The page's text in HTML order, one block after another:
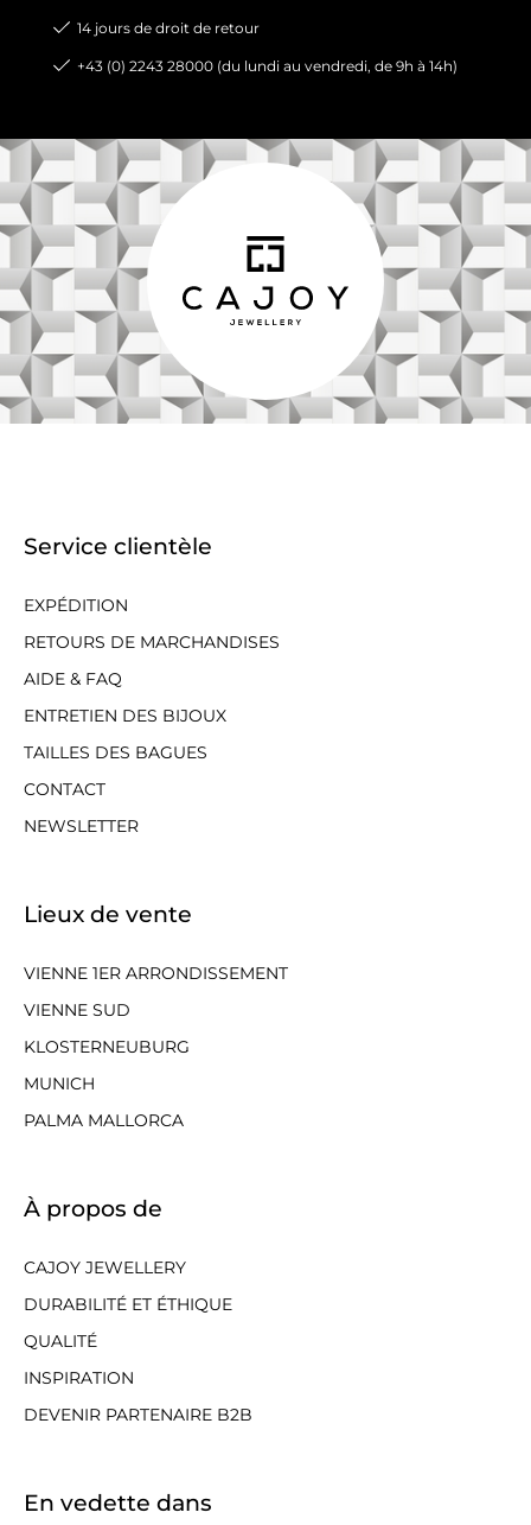
14 jours de droit de retour
+43 (0) 2243 28000 (du lundi au vendredi, de 9h à 14h)
Service clientèle
EXPÉDITION
RETOURS DE MARCHANDISES
AIDE & FAQ
ENTRETIEN DES BIJOUX
TAILLES DES BAGUES
CONTACT
NEWSLETTER
Lieux de vente
VIENNE 1ER ARRONDISSEMENT
VIENNE SUD
KLOSTERNEUBURG
MUNICH
PALMA MALLORCA
À propos de
CAJOY JEWELLERY
DURABILITÉ ET ÉTHIQUE
QUALITÉ
INSPIRATION
DEVENIR PARTENAIRE B2B
En vedette dans